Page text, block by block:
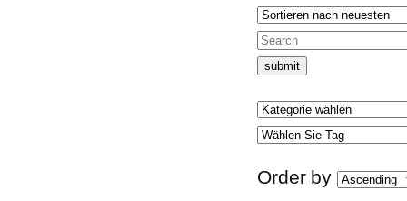
Order by